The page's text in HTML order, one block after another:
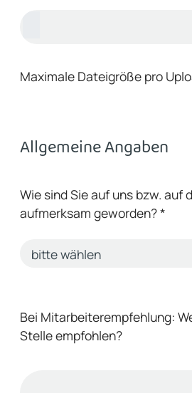
Maximale Dateigröße pro
Allgemeine Angaben
Wie sind Sie auf uns bzw. auf
aufmerksam geworden?*
Bei Mitarbeiterempfehlung:
Stelle empfohlen?